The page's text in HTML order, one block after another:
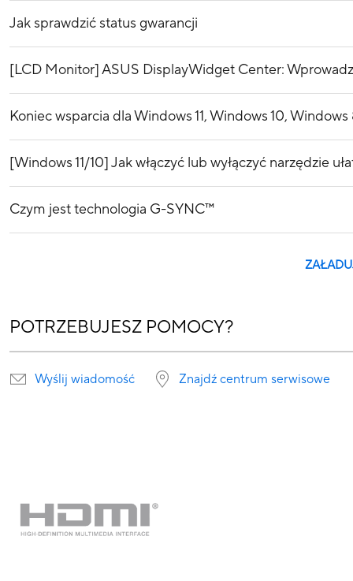
POTRZEBUJESZ POMOCY?
Wyślij wiadomość Znajdź centrum serwisowe
Jak sprawdzić status gwarancji
[LCD Monitor] ASUS DisplayWidget Center:
Koniec wsparcia dla Windows 11, Windows 10, Windows
[Windows 11/10] Jak włączyć lub wyłączyć narzędzie
Czym jest technologia G-SYNC™